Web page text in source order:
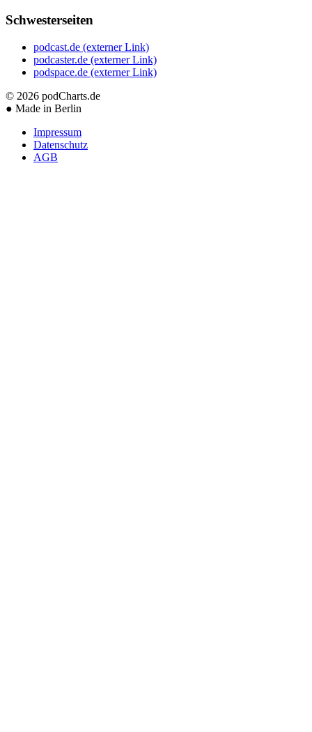
Schwesterseiten
podcast.de (externer Link)
podcaster.de (externer Link)
podspace.de (externer Link)
© 2026 podCharts.de
● Made in Berlin
Impressum
Datenschutz
AGB